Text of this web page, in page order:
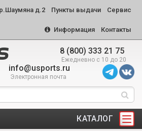
д.2 Пункты выдачи Сервис
Информация Контакты
8 (800) 333 21 75
Ежедневно с 10 до 20
info@usports.ru
Электронная почта
КАТАЛОГ